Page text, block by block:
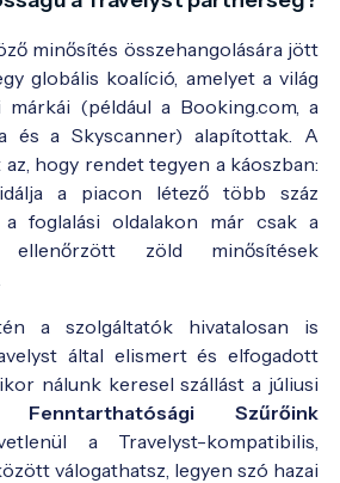
minősítés összehangolására jött
globális koalíció, amelyet a világ
márkái (például a Booking.com, a
és a Skyscanner) alapítottak. A
hogy rendet tegyen a káoszban:
a piacon létező több száz
a foglalási oldalakon már csak a
ellenőrzött zöld minősítések
a szolgáltatók hivatalosan is
által elismert és elfogadott
nálunk keresel szállást a júliusi
Fenntarthatósági Szűrőink
a Travelyst-kompatibilis,
válogathatsz, legyen szó hazai